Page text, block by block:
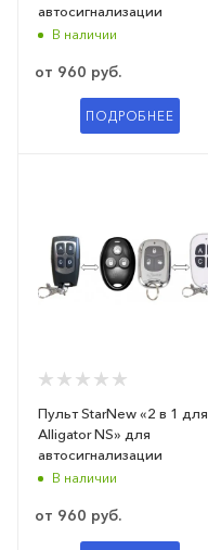
автосигнализации
В наличии
от 960 руб.
ПОДРОБНЕЕ
Пульт StarNew «2 в 1 для
Alligator NS» для
автосигнализации
В наличии
от 960 руб.